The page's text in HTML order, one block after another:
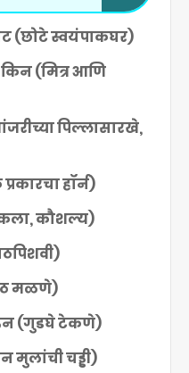
(छोटे स्वयंपाकघर)
(मित्र आणि
पिल्लासारखे,
हॉर्न)
कौशल्य)
मळणे)
(गुडघे टेकणे)
मुलांची चड्डी)